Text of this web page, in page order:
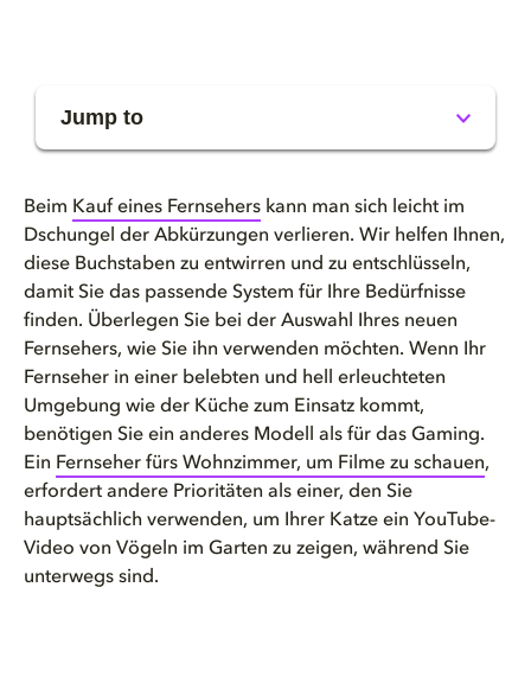
Jump to
Was ist ein LED-Fernseher?
Was ist OLED?
Was bedeuten all diese Abkürzu...
Was ist der Unterschied zwisch...
Welchen Fernseher brauche ich,...
Kann Dolby Vision Gaming unter...
Beim Kauf eines Fernsehers kann man sich leicht im
Dschungel der Abkürzungen verlieren. Wir helfen Ihnen,
diese Buchstaben zu entwirren und zu entschlüsseln,
damit Sie das passende System für Ihre Bedürfnisse
finden. Überlegen Sie bei der Auswahl Ihres neuen
Fernsehers, wie Sie ihn verwenden möchten. Wenn Ihr
Fernseher in einer belebten und hell erleuchteten
Umgebung wie der Küche zum Einsatz kommt,
benötigen Sie ein anderes Modell als für das Gaming.
Ein Fernseher fürs Wohnzimmer, um Filme zu schauen,
erfordert andere Prioritäten als einer, den Sie
hauptsächlich verwenden, um Ihrer Katze ein YouTube-
Video von Vögeln im Garten zu zeigen, während Sie
unterwegs sind.